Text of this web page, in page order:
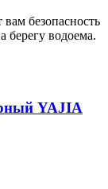
безопасность
водоема.
YAJIA